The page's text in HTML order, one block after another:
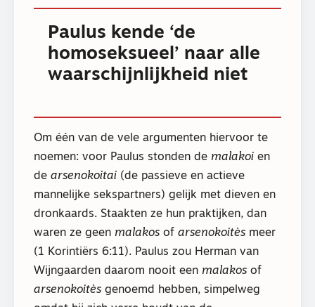
Paulus kende ‘de
homoseksueel’ naar alle
waarschijnlijkheid niet
Om één van de vele argumenten hiervoor te
noemen: voor Paulus stonden de malakoi en
de arsenokoitai (de passieve en actieve
mannelijke sekspartners) gelijk met dieven en
dronkaards. Staakten ze hun praktijken, dan
waren ze geen malakos of arsenokoitès meer
(1 Korintiërs 6:11). Paulus zou Herman van
Wijngaarden daarom nooit een malakos of
arsenokoitès genoemd hebben, simpelweg